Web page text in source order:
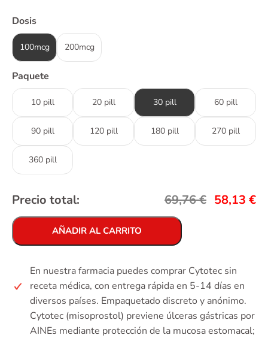
Dosis
100mcg 200mcg
Paquete
10 pill 20 pill 30 pill 60 pill
90 pill 120 pill 180 pill 270 pill
360 pill
Precio total: 69,76€ 58,13 €
AÑADIR AL CARRITO
En nuestra farmacia puedes comprar Cytotec sin
receta médica, con entrega rápida en 5-14 días en
diversos países. Empaquetado discreto y anónimo.
Cytotec (misoprostol) previene úlceras gástricas por
AINEs mediante protección de la mucosa estomacal;